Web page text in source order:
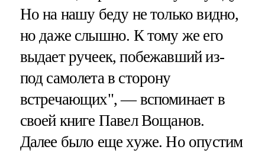
Но на нашу беду не только видно,
но даже слышно. К тому же его
выдает ручеек, побежавший из-
под самолета в сторону
встречающих", — вспоминает в
своей книге Павел Вощанов.
Далее было еще хуже. Но опустим